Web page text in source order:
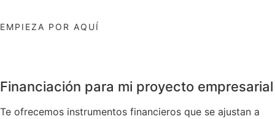
EMPIEZA POR AQUÍ
Financiación para mi proyecto empresarial
Te ofrecemos instrumentos financieros que se ajustan a